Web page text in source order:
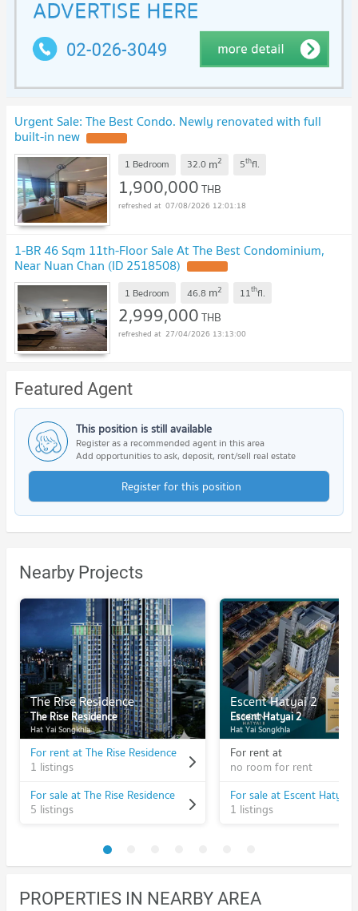
Urgent Sale: The Best Condo. Newly renovated with full
built-in new
1 Bedroom 32.0 m2 5thfl.
1,900,000THB
07/08/2026 12:01:18
1-BR 46 Sqm 11th-Floor Sale At The Best Condominium,
Near Nuan Chan (ID 2518508)
1 Bedroom 46.8 m2 11thfl.
2,999,000THB
27/04/2026 13:13:00
Featured Agent
This position is still available
Register as a recommended agent in this area
Add opportunities to ask, deposit, rent/sell real estate
Register for this position
Nearby Projects
The Rise Residence
The Rise Residence
Hat Yai Songkhla
For rent at The Rise Residence
1 listings
For sale at The Rise Residence
5 listings
Escent Hatyai 2
Escent Hatyai 2
Hat Yai Songkhla
For rent at
no room for rent
For sale at Escent Hatyai
1 listings
PROPERTIES IN NEARBY AREA